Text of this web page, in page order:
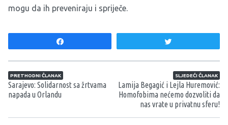
mogu da ih preveniraju i spriječe.
Navigacija članaka
PRETHODNI ČLANAK
Sarajevo: Solidarnost sa žrtvama
napada u Orlandu
SLJEDEĆI ČLANAK
Lamija Begagić i Lejla Huremović:
Homofobima nećemo dozvoliti da
nas vrate u privatnu sferu!